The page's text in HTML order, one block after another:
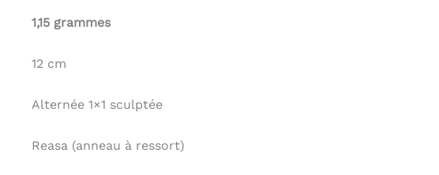
1,15 grammes
12 cm
Alternée 1×1 sculptée
Reasa (anneau à ressort)